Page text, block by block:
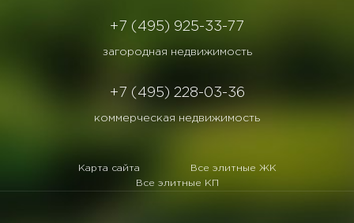
+7 (495) 925-33-77
загородная недвижимость
+7 (495) 228-03-36
коммерческая недвижимость
Карта сайта
Все элитные ЖК
Все элитные КП